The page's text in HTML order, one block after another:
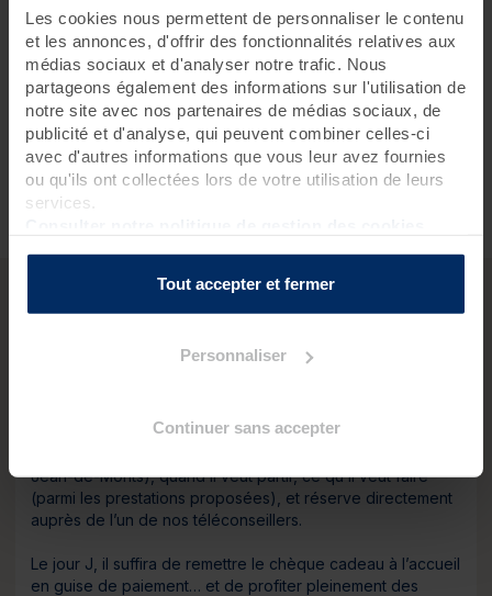
Les cookies nous permettent de personnaliser le contenu
et les annonces, d'offrir des fonctionnalités relatives aux
médias sociaux et d'analyser notre trafic. Nous
partageons également des informations sur l'utilisation de
notre site avec nos partenaires de médias sociaux, de
publicité et d'analyse, qui peuvent combiner celles-ci
avec d'autres informations que vous leur avez fournies
ou qu'ils ont collectées lors de votre utilisation de leurs
services.
Tout accepter et fermer
Personnaliser
Continuer sans accepter
Paiement en toute sécurité
Echange gratuit
QUESTIONS PRATIQUES
Le bénéficiaire de votre cadeau choisit : où il veut partir
Jean-de-Monts), quand il veut partir, ce qu’il veut faire
(parmi les prestations proposées), et réserve directement
auprès de l’un de nos téléconseillers.
Le jour J, il suffira de remettre le chèque cadeau à l’accueil
en guise de paiement… et de profiter pleinement des